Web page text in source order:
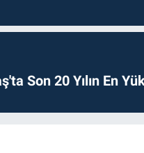
Son 20 Yılın En